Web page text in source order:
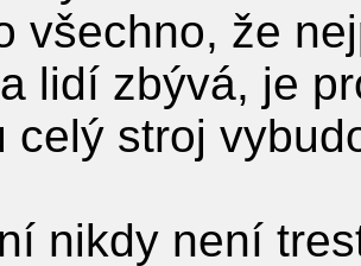
všechno, že
lidí zbývá, je
celý stroj
nikdy není